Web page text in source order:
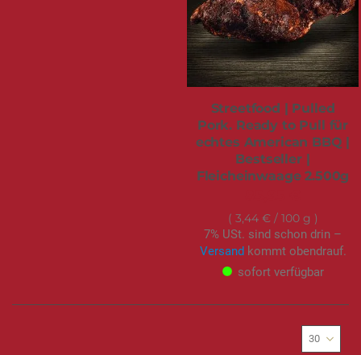
Streetfood | Pulled
Pork. Ready to Pull für
echtes American BBQ |
Bestseller |
Fleicheinwaage 2.500g
3,44 €/ 100 g
7% USt. sind schon drin –
Versandkommt obendrauf.
sofort verfügbar